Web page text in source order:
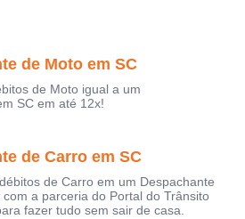
de Moto em SC
de Moto igual a um
SC em até 12x!
de Carro em SC
de Carro em um Despachante
a parceria do Portal do Trânsito
fazer tudo sem sair de casa.